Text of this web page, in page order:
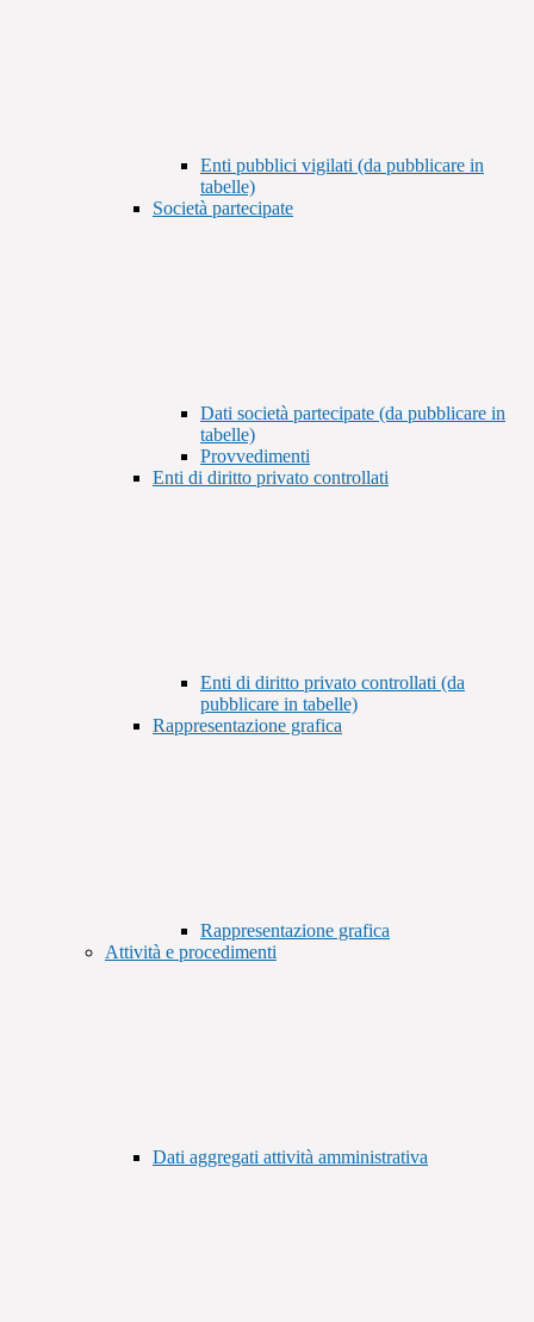
Enti pubblici vigilati (da pubblicare in
tabelle)
Società partecipate
Dati società partecipate (da pubblicare in
tabelle)
Provvedimenti
Enti di diritto privato controllati
Enti di diritto privato controllati (da
pubblicare in tabelle)
Rappresentazione grafica
Rappresentazione grafica
Attività e procedimenti
Dati aggregati attività amministrativa